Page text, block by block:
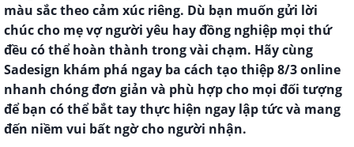
màu sắc theo cảm xúc riêng. Dù bạn muốn gửi lời
chúc cho mẹ vợ người yêu hay đồng nghiệp mọi thứ
đều có thể hoàn thành trong vài chạm. Hãy cùng
Sadesign khám phá ngay ba cách tạo thiệp 8/3 online
nhanh chóng đơn giản và phù hợp cho mọi đối tượng
để bạn có thể bắt tay thực hiện ngay lập tức và mang
đến niềm vui bất ngờ cho người nhận.